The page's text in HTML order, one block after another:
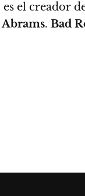
es el creador
Abrams. Bad